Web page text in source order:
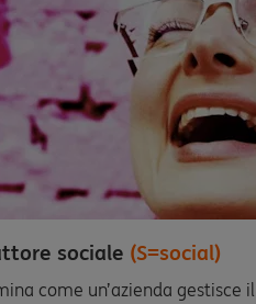
sociale (S=social)
come un’azienda gestisce